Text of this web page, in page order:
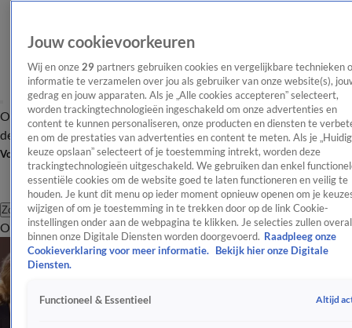
OverzichtAfleveringen Entertainment TV Algemeen
Tip
de redactieNieuwsbrief
Volg Shownieuws
Zoeken
OverzichtEntertainmentSpraakmakendRealityCrimeVideo's
Jouw cookievoorkeuren
Wij en onze 29 partners gebruiken cookies en vergelijkbare technieken
informatie te verzamelen over jou als gebruiker van onze website(s),
gedrag en jouw apparaten. Als je „Alle cookies accepteren” selecteert,
worden trackingtechnologieën ingeschakeld om onze advertenties en
content te kunnen personaliseren, onze producten en diensten te
en om de prestaties van advertenties en content te meten. Als je
keuze opslaan” selecteert of je toestemming intrekt, worden deze
trackingtechnologieën uitgeschakeld. We gebruiken dan enkel
essentiële cookies om de website goed te laten functioneren en veilig te
houden. Je kunt dit menu op ieder moment opnieuw openen om je
wijzigen of om je toestemming in te trekken door op de link Cookie-
instellingen onder aan de webpagina te klikken. Je selecties zullen overal
binnen onze Digitale Diensten worden doorgevoerd. Raadpleeg onze
Cookieverklaring voor meer informatie.
Bekijk hier onze Digitale
Diensten.
Functioneel & Essentieel Altijd